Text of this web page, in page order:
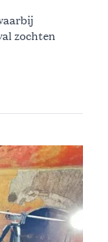
zochten